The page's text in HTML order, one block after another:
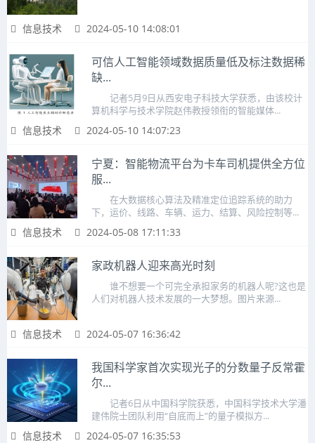
信息技术 2024-05-10 14:08:01
可信人工智能领域数据质量低及标注数据稀
缺...
记者5月9日从西安电子科技大学获悉，由该校计
算机科学与技术学院赵伟教授领衔的智能媒体...
信息技术 2024-05-10 14:07:23
宁夏：智能物流平台为卡车司机提供全方位
服...
在大数据核心算法及精准定位追踪系统的助力
下，运价、线路、车辆、运力、结算、风险控制等...
信息技术 2024-05-08 17:11:33
家政机器人迎来高光时刻
谁不想要一个可完全承担家务的机器人呢?这也是
人们对机器人技术发展的一大梦想。图片来源...
信息技术 2024-05-07 16:36:42
我国科学家首次实现光子的分数量子反常霍
尔...
记者6日从中国科学院获悉，中国科学技术大学潘
建伟院士团队利用“自底而上”的量子模拟方...
信息技术 2024-05-07 16:35:53